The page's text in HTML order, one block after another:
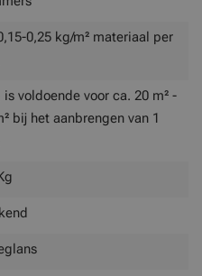
0,25 kg/m² materiaal per
is voldoende voor ca. 20 m² -
bij het aanbrengen van 1